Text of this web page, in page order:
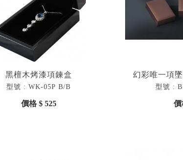
黑檀木烤漆項鍊盒
型號 : WK-05P B/B
價格 $ 525
幻彩唯一項
型號 :
價